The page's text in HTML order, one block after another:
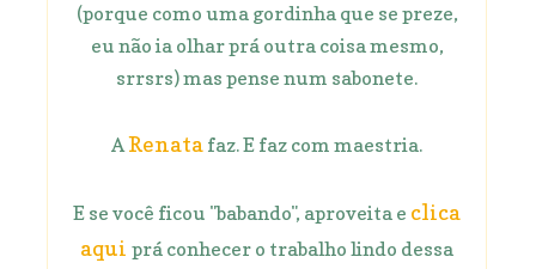
(porque como uma gordinha que se preze,
eu não ia olhar prá outra coisa mesmo,
srrsrs) mas pense num sabonete.
ARenata faz. E faz com maestria.
E se você ficou "babando", aproveita e clica
aqui prá conhecer o trabalho lindo dessa